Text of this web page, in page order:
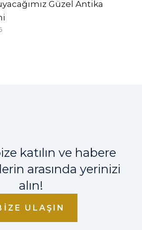
Güzel Antika
katılın ve habere
arasında yerinizi
alın!
ULAŞIN